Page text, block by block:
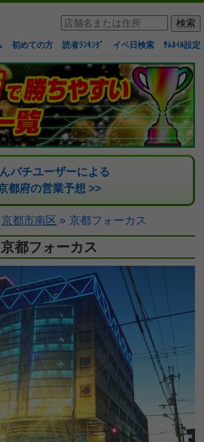
初めての方 読者ﾗﾝｷﾝｸﾞ イベ日検索 ｻﾑﾈｲﾙ設定
パチユーザーによる
都府の営業予想 >>
京都市南区 » 京都フォーカス
京都フォーカス